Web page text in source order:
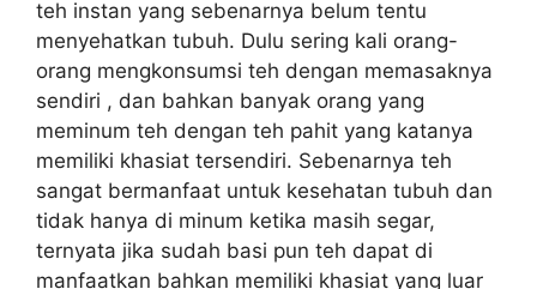
teh instan yang sebenarnya belum tentu
menyehatkan tubuh. Dulu sering kali orang-
orang mengkonsumsi teh dengan memasaknya
sendiri , dan bahkan banyak orang yang
meminum teh dengan teh pahit yang katanya
memiliki khasiat tersendiri. Sebenarnya teh
sangat bermanfaat untuk kesehatan tubuh dan
tidak hanya di minum ketika masih segar,
ternyata jika sudah basi pun teh dapat di
manfaatkan bahkan memiliki khasiat yang luar